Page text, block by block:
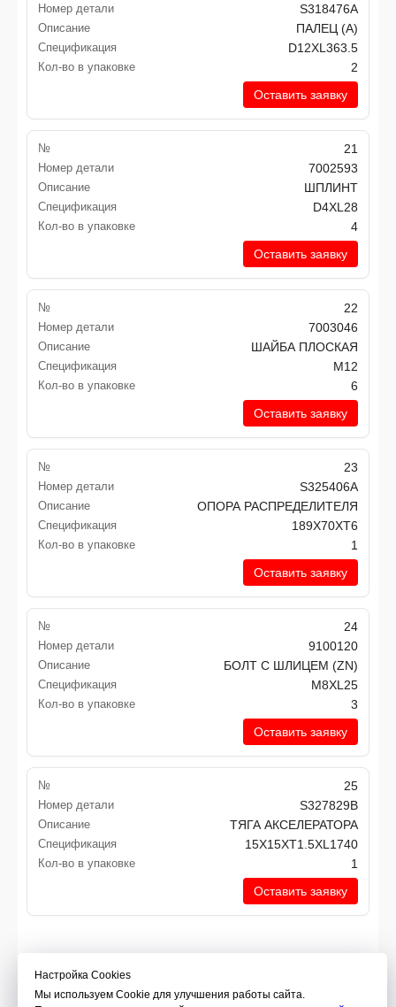
Номер детали S318476A
Описание ПАЛЕЦ (A)
Спецификация D12XL363.5
Кол-во в упаковке
2
Оставить заявку
№ 21
Номер детали 7002593
Описание ШПЛИНТ
Спецификация D4XL28
Кол-во в упаковке
4
Оставить заявку
№ 22
Номер детали 7003046
Описание ШАЙБА ПЛОСКАЯ
Спецификация M12
Кол-во в упаковке
6
Оставить заявку
№ 23
Номер детали S325406A
Описание ОПОРА РАСПРЕДЕЛИТЕЛЯ
Спецификация 189X70XT6
Кол-во в упаковке
1
Оставить заявку
№ 24
Номер детали 9100120
Описание БОЛТ С ШЛИЦЕМ (ZN)
Спецификация M8XL25
Кол-во в упаковке
3
Оставить заявку
№ 25
Номер детали S327829B
Описание ТЯГА АКСЕЛЕРАТОРА
Спецификация 15X15XT1.5XL1740
Кол-во в упаковке
1
Оставить заявку
Настройка Сookies
Мы используем Cookie для улучшения работы сайта.
г.Набережные Челны, Индустриальный